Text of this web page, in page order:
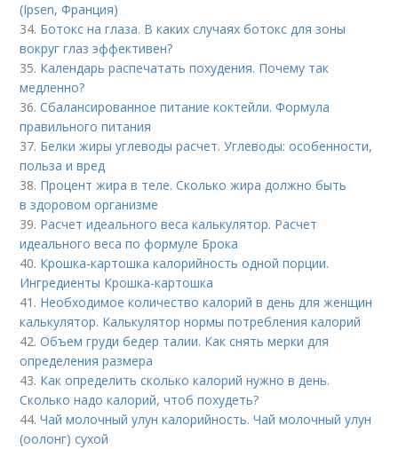
(Ipsen, Франция)
34. Ботокс на глаза. В каких случаях ботокс для зоны
вокруг глаз эффективен?
35. Календарь распечатать похудения. Почему так
медленно?
36.Сбалансированное питание коктейли. Формула
правильного питания
37. Белки жиры углеводы расчет. Углеводы: особенности,
польза и вред
38. Процент жира в теле. Сколько жира должно быть
в здоровом организме
39. Расчет идеального веса калькулятор. Расчет
идеального веса по формуле Брока
40. Крошка-картошка калорийность одной порции.
Ингредиенты Крошка-картошка
41. Необходимое количество калорий в день для женщин
калькулятор. Калькулятор нормы потребления калорий
42.Объем груди бедер талии. Как снять мерки для
определения размера
43. Как определить сколько калорий нужно в день.
Сколько надо калорий, чтоб похудеть?
44.Чай молочный улун калорийность. Чай молочный улун
(оолонг) сухой